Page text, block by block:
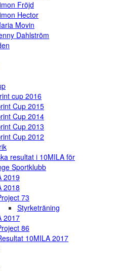
Fröjd
Hector
Movin
Dahlström
cup 2016
Cup 2015
Cup 2014
Cup 2013
Cup 2012
resultat i 10MILA för
Sportklubb
2019
2018
73
Styrketräning
2017
86
10MILA 2017